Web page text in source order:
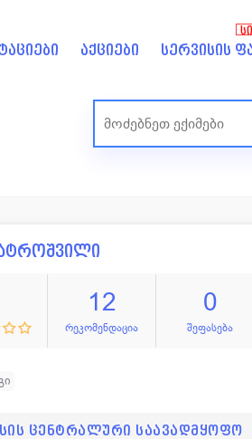
აქციები სერვისის
12
რეკომენდაცია
0
შეფასება
ცენტრალური საავადმყოფო